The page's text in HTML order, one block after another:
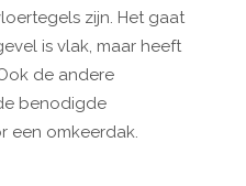
zijn. Het gaat
is vlak, maar heeft
de andere
benodigde
een omkeerdak.